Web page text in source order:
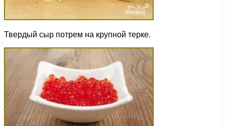
Твердый сыр потрем на крупной терке.